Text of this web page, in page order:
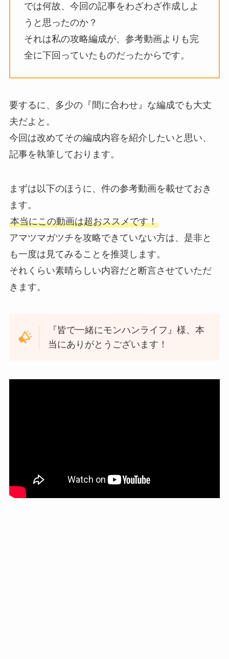
では何故、今回の記事をわざわざ作成しよ
うと思ったのか？
それは私の攻略編成が、参考動画よりも完
全に下回っていたものだったからです。
要するに、多少の『間に合わせ』な編成でも大丈
夫だよと。
今回は改めてその編成内容を紹介したいと思い、
記事を執筆しております。
まずは以下のほうに、件の参考動画を載せておき
ます。
本当にこの動画は超おススメです！
アマツマガツチを攻略できていない方は、是非と
も一度は見てみることを推奨します。
それくらい素晴らしい内容だと断言させていただ
きます。
『皆で一緒にモンハンライフ』様、本
当にありがとうございます！